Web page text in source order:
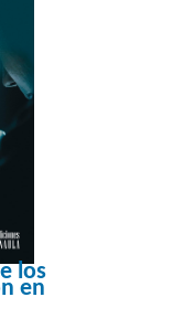
los
en